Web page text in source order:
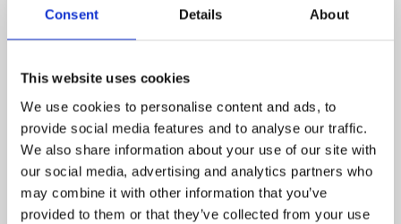
Consent Details About
This website uses cookies
We use cookies to personalise content and ads, to
provide social media features and to analyse our traffic.
We also share information about your use of our site with
our social media, advertising and analytics partners who
may combine it with other information that you’ve
provided to them or that they’ve collected from your use
ORGANIC SHOP
GEL BELLINI -
WATERMELON &
PEACH 280ML
Duschkräm som bidrar till len hud med en härlig doft av vattenmelon &
69KR
KÖP
250ML
En kroppsskrubb med doft av citron
69KR
INFO